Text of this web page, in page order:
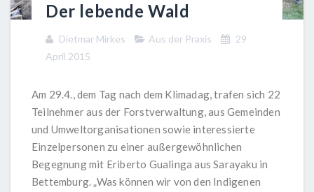
Der lebende Wald
Dietmar Mirkes Aus der Praxis
29
April 2015
Am 29.4., dem Tag nach dem Klimadag, trafen sich 22
Teilnehmer aus der Forstverwaltung, aus Gemeinden
und Umweltorganisationen sowie interessierte
Einzelpersonen zu einer außergewöhnlichen
Begegnung mit Eriberto Gualinga aus Sarayaku in
Bettemburg. „Was können wir von den Indigenen